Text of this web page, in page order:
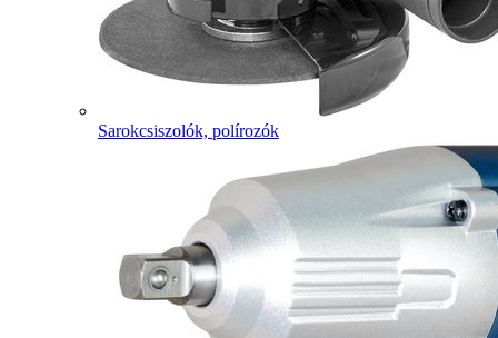
Sarokcsiszolók, polírozók